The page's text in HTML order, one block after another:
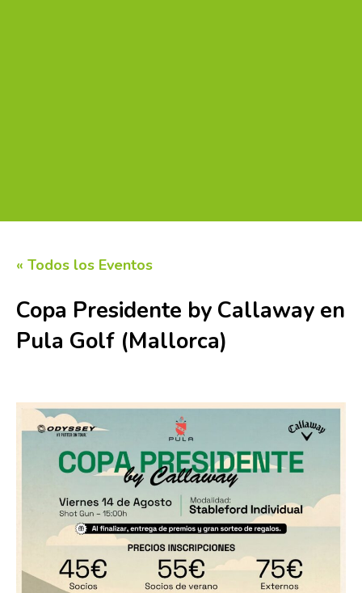
« Todos los Eventos
Copa Presidente by Callaway en
Pula Golf (Mallorca)